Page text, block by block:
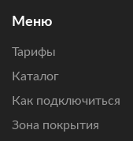
Подключим
Меню
Тарифы
Каталог
Как подключиться
Зона покрытия